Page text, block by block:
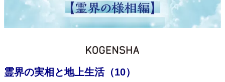
霊界の実相と地上生活（10）